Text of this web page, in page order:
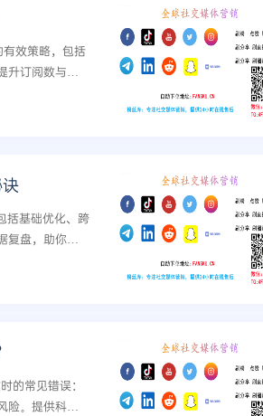
效策略，包括
升订阅数与频
括基础优化、跨
复盘，助你突
的常见错误：
险。提供科学